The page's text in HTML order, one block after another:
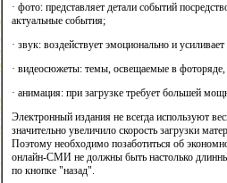
· фото: представляет детали событий
актуальные события;
· звук: воздействует эмоционально и
· видеосюжеты: темы, освещаемые в
· анимация: при загрузке требует большей
Электронный издания не всегда используют
значительно увеличило скорость загрузки
Поэтому необходимо позаботиться об
онлайн-СМИ не должны быть настолько
по кнопке "назад".